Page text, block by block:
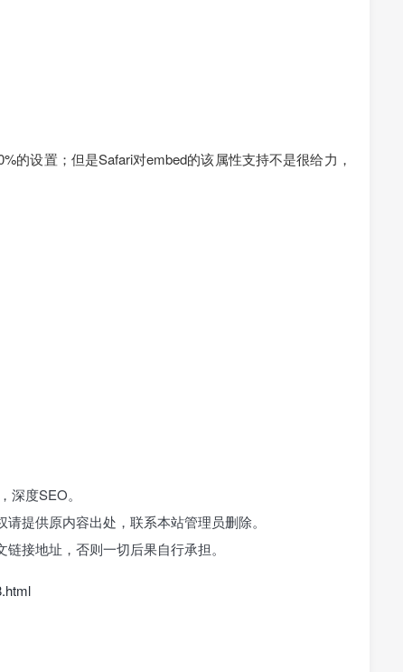
的设置；但是Safari对embed的该属性支持不是很给力，
深度SEO。
提供原内容出处，联系本站管理员删除。
接地址，否则一切后果自行承担。